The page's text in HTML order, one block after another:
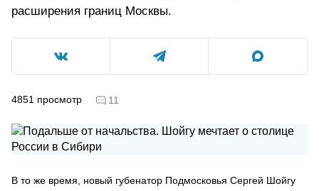
расширения границ Москвы.
4851 просмотр 11
В то же время, новый губенатор Подмосковья Сергей Шойгу